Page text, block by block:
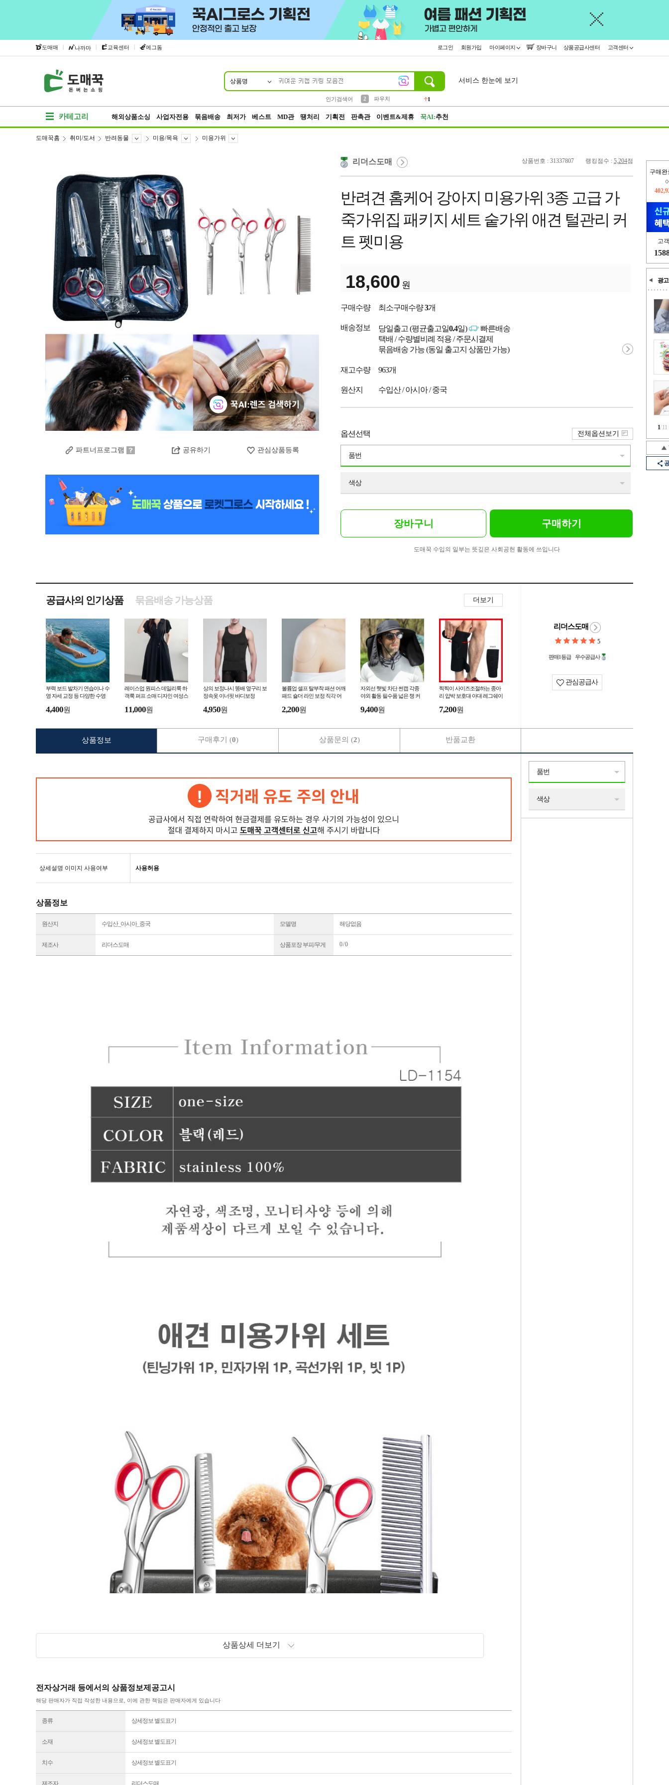
도매매 | 나까마 | 교육센터 | 에그돔 로그인 회원가입 마이페이지 장바구니 상품공급사센터 고객센터
상품명
인기검색어
2
파우치
1
서비스 한눈에 보기
카테고리 해외상품소싱 사업자전용 묶음배송 최저가 베스트 MD관 땡처리 기획전 판촉관 이벤트&제휴 꾹AI:추천
구매완
오
고
광고
1/11
도매꾹홈 취미/도서 반려동물 미용/목욕 미용가위
파트너프로그램 공유하기 관심상품등록
상품번호 : 31337807 랭킹점수 : 5,204점
리더스도매
반려견 홈케어 강아지 미용가위 3종 고급 가
죽가위집 패키지 세트 숱가위 애견 털관리 커
트 펫미용
18,600 원
구매수량 최소구매수량3개
배송정보 당일출고 (평균출고일0.4일)
빠른배송
택배 / 수량별비례 적용 / 주문시결제
묶음배송 가능 (동일 출고지 상품만 가능)
재고수량 963개
원산지 수입산 / 아시아 / 중국
옵션선택
품번
색상
전체옵션보기
장바구니 구매하기
도매꾹 수입의 일부는 뜻깊은 사회공헌 활동에 쓰입니다
공급사의 인기상품 더보기
묶음배송 가능상품
부력 보드 발차기 연습이나 수
영 자세 교정 등 다양한 수영
장비
4,400원
레이스업 원피스 데일리룩 하
객룩 퍼프 소매 디자인 여성스
11,000원
상의 보정나시 똥배 옆구리 보
정속옷 이너핏 바디보정
4,950원
볼륨업 셀프 탈부착 패션 어깨
패드 숄더 라인 보정 직각 어
촬영용 소품
2,200원
자외선 햇빛 차단 썬캡 각종
야외 활동 필수품 넓은 챙 커
조절 가능
9,400원
찍찍이 사이즈조절하는 종아
리 압박 보호대 아대 레그쉐이
지 운동 동호인 아대
7,200원
리더스도매
5
판매1등급 우수공급사
관심공급사
상세설명 이미지 사용여부 사용허용
상품정보
원산지 수입산_아시아_중국 모델명 해당없음
제조사 리더스도매 상품포장 부피/무게 0 / 0
상품상세 더보기
전자상거래 등에서의 상품정보제공고시
해당 판매자가 직접 작성한 내용으로, 이에 관한 책임은 판매자에게 있습니다
종류 상세정보 별도표기
소재 상세정보 별도표기
치수 상세정보 별도표기
제조자 리더스도매
상품정보 구매후기 (0) 상품문의 (2) 반품교환
품번
색상